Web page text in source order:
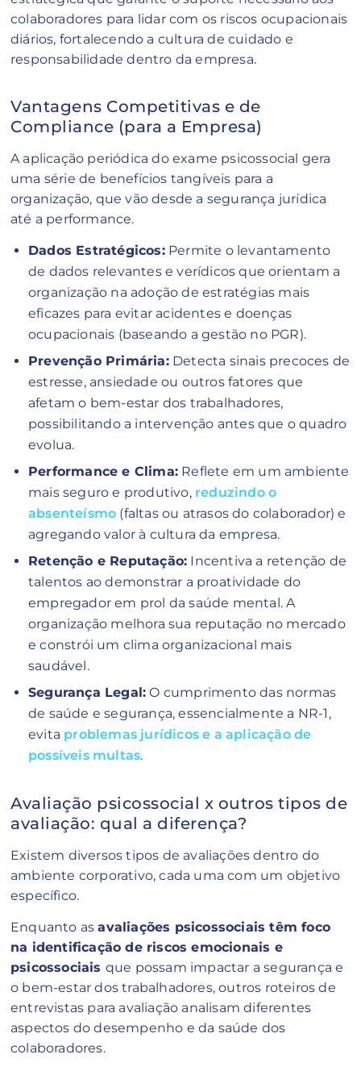
colaboradores para lidar com os riscos ocupacionais
diários, fortalecendo a cultura de cuidado e
responsabilidade dentro da empresa.
Vantagens Competitivas e de
Compliance (para a Empresa)
A aplicação periódica do exame psicossocial gera
uma série de benefícios tangíveis para a
organização, que vão desde a segurança jurídica
até a performance.
Dados Estratégicos:Permite o levantamento
de dados relevantes e verídicos que orientam a
organização na adoção de estratégias mais
eficazes para evitar acidentes e doenças
ocupacionais (baseando a gestão no PGR).
Prevenção Primária:Detecta sinais precoces de
estresse, ansiedade ou outros fatores que
afetam o bem-estar dos trabalhadores,
possibilitando a intervenção antes que o quadro
evolua.
Performance e Clima: Reflete em um ambiente
mais seguro e produtivo,reduzindo o
absenteísmo (faltas ou atrasos do colaborador) e
agregando valor à cultura da empresa.
Retenção e Reputação: Incentiva a retenção de
talentos ao demonstrar a proatividade do
empregador em prol da saúde mental. A
organização melhora sua reputação no mercado
e constrói um clima organizacional mais
saudável.
Segurança Legal: O cumprimento das normas
de saúde e segurança, essencialmente a NR-1,
evita problemas jurídicos e a aplicação de
possíveis multas.
Avaliação psicossocial x outros tipos de
avaliação: qual a diferença?
Existem diversos tipos de avaliações dentro do
ambiente corporativo, cada uma com um objetivo
específico.
Enquanto asavaliações psicossociais têm foco
na identificação de riscos emocionais e
psicossociais que possam impactar a segurança e
o bem-estar dos trabalhadores, outros roteiros de
entrevistas para avaliação analisam diferentes
aspectos do desempenho e da saúde dos
colaboradores.